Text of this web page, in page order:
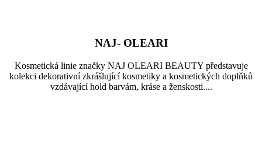
NAJ- OLEARI
Kosmetická linie značky NAJ OLEARI BEAUTY představuje
kolekci dekorativní zkrášlující kosmetiky a kosmetických doplňků
vzdávající hold barvám, kráse a ženskosti....